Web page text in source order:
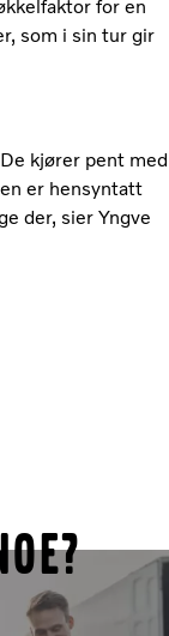
for en
som i sin tur gir
kjører pent med
er hensyntatt
der, sier Yngve